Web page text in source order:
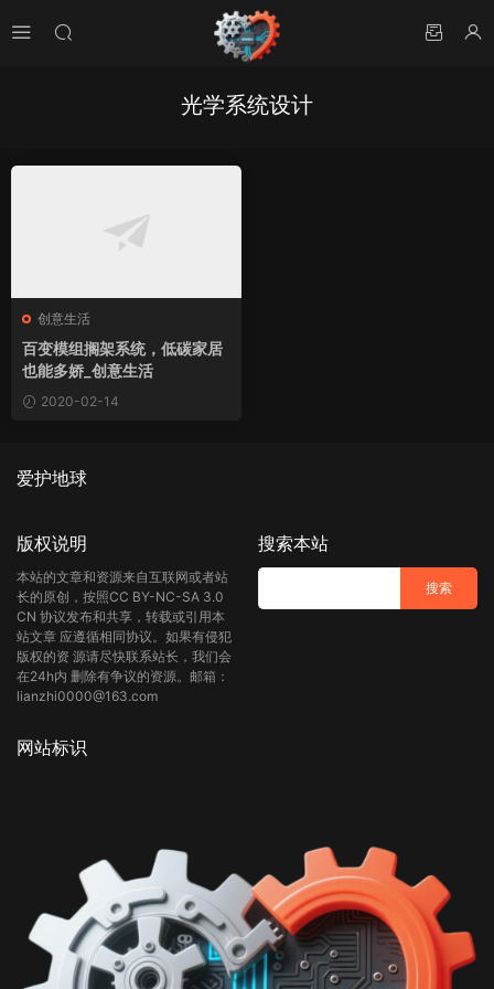
光学系统设计
创意生活
百变模组搁架系统，低碳家居
也能多娇_创意生活
2020-02-14
爱护地球
版权说明
本站的文章和资源来自互联网或者站
长的原创，按照CC BY-NC-SA 3.0
CN 协议发布和共享，转载或引用本
站文章 应遵循相同协议。如果有侵犯
版权的资 源请尽快联系站长，我们会
在24h内 删除有争议的资源。邮箱：
lianzhi0000@163.com
搜索本站
网站标识